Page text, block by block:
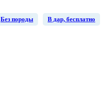
Без породы В дар, бесплатно